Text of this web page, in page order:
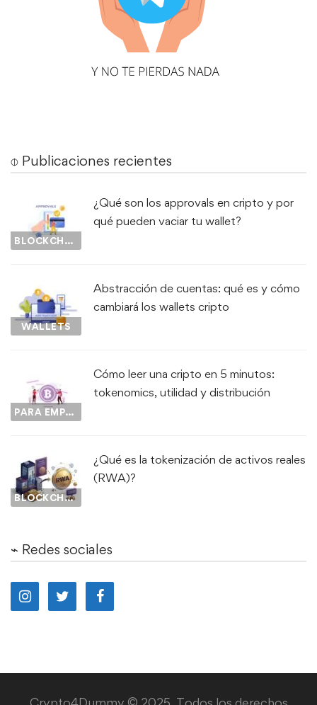
⌽ Publicaciones recientes
BLOCKCHAIN
¿Qué son los approvals en cripto y por
qué pueden vaciar tu wallet?
WALLETS
Abstracción de cuentas: qué es y cómo
cambiará los wallets cripto
PARA EMPEZAR...
Cómo leer una cripto en 5 minutos:
tokenomics, utilidad y distribución
BLOCKCHAIN
¿Qué es la tokenización de activos reales
(RWA)?
⌁ Redes sociales